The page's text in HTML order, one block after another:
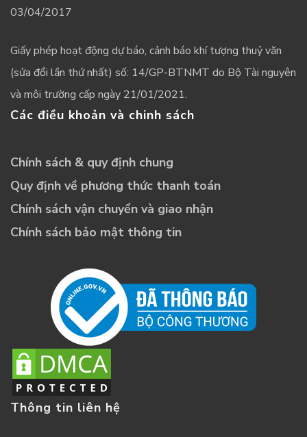
03/04/2017
Giấy phép hoạt động dự báo, cảnh báo khí tượng thuỷ văn
(sửa đổi lần thứ nhất) số: 14/GP-BTNMT do Bộ Tài nguyên
và môi trường cấp ngày 21/01/2021.
Các điều khoản và chinh sách
Chính sách & quy định chung
Quy định về phương thức thanh toán
Chính sách vận chuyển và giao nhận
Chính sách bảo mật thông tin
Thông tin liên hệ